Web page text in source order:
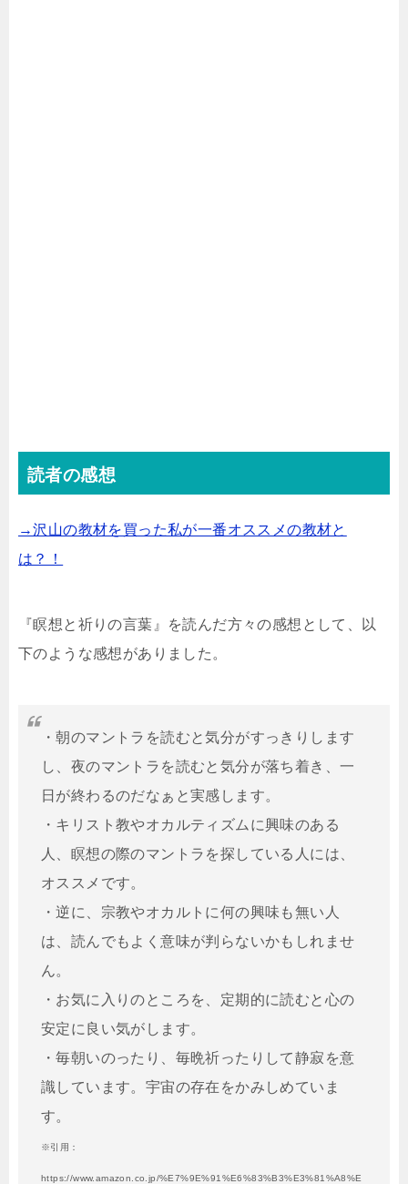
読者の感想
→沢山の教材を買った私が一番オススメの教材と
は？！
『瞑想と祈りの言葉』を読んだ方々の感想として、以
下のような感想がありました。
・朝のマントラを読むと気分がすっきりします
し、夜のマントラを読むと気分が落ち着き、一
日が終わるのだなぁと実感します。
・ キリスト教やオカルティズムに興味のある
人、瞑想の際のマントラを探している人には、
オススメです。
・逆に、宗教やオカルトに何の興味も無い人
は、読んでもよく意味が判らないかもしれませ
ん。
・ お気に入りのところを、定期的に読むと 心の
安定に良い気がします。
・毎朝いのったり、毎晩祈ったりして静寂を意
識しています。宇宙の存在をかみしめていま
す。
※引用：
https://www.amazon.co.jp/%E7%9E%91%E6%83%B3%E3%81%A8%E